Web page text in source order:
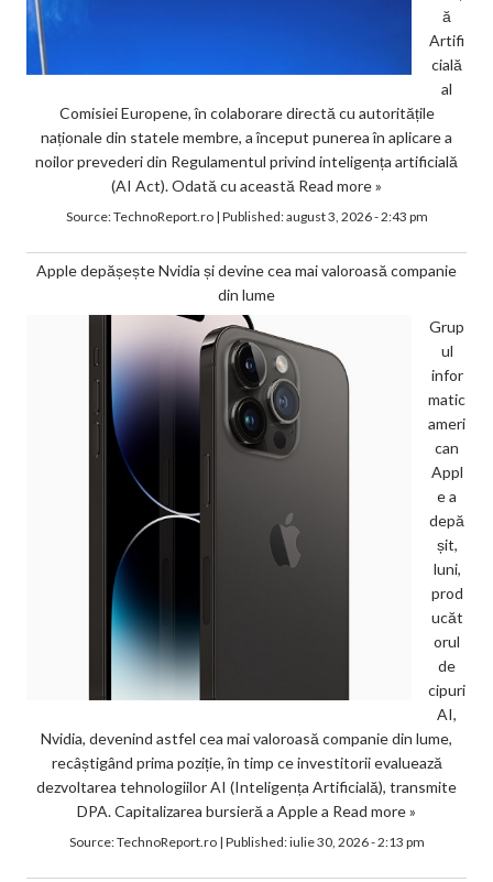
ă
Artifi
cială
al
Comisiei Europene, în colaborare directă cu autoritățile
naționale din statele membre, a început punerea în aplicare a
noilor prevederi din Regulamentul privind inteligența artificială
(AI Act). Odată cu această Read more »
Source:TechnoReport.ro| Published:august 3, 2026 - 2:43 pm
Apple depășește Nvidia și devine cea mai valoroasă companie
din lume
Grup
ul
infor
matic
ameri
can
Appl
e a
depă
șit,
luni,
prod
ucăt
orul
de
cipuri
AI,
Nvidia, devenind astfel cea mai valoroasă companie din lume,
recâștigând prima poziție, în timp ce investitorii evaluează
dezvoltarea tehnologiilor AI (Inteligența Artificială), transmite
DPA. Capitalizarea bursieră a Apple a Read more »
Source:TechnoReport.ro| Published:iulie 30, 2026 - 2:13 pm